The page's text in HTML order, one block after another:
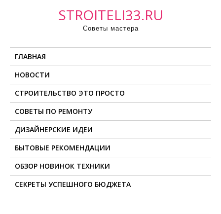
STROITELI33.RU
Советы мастера
ГЛАВНАЯ
НОВОСТИ
СТРОИТЕЛЬСТВО ЭТО ПРОСТО
СОВЕТЫ ПО РЕМОНТУ
ДИЗАЙНЕРСКИЕ ИДЕИ
БЫТОВЫЕ РЕКОМЕНДАЦИИ
ОБЗОР НОВИНОК ТЕХНИКИ
СЕКРЕТЫ УСПЕШНОГО БЮДЖЕТА